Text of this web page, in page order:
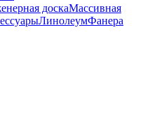
доскаМассивная
ЛинолеумФанера